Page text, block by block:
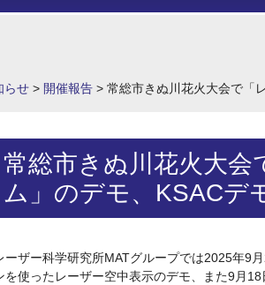
らせ > 開催報告 > 常総市きぬ川花火大会で「
常総市きぬ川花火大
ム」のデモ、KSACデ
ーザー科学研究所MATグループでは2025年9
を使ったレーザー空中表示のデモ、また9月